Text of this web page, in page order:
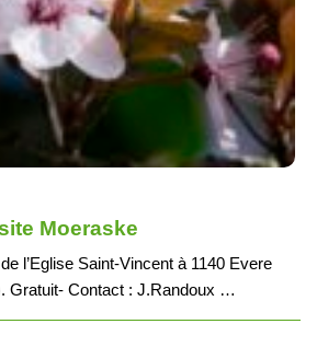
Moeraske
l’Eglise Saint-Vincent à 1140 Evere
Gratuit- Contact : J.Randoux …